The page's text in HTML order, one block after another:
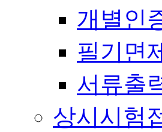
개별인
필기면
서류출
상시시험